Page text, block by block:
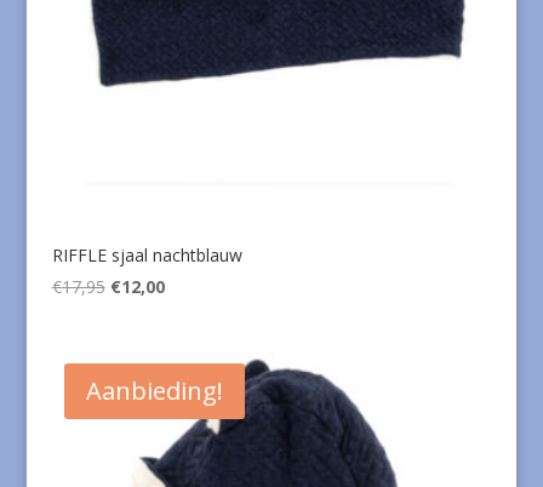
RIFFLE sjaal nachtblauw
€17,95 Oorspronkelijke
€17,95.
€12,00Huidige
€12,00.
Aanbieding!